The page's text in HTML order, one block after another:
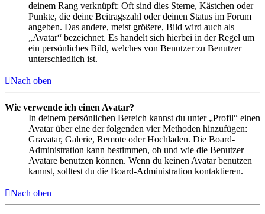
deinem Rang verknüpft: Oft sind dies Sterne, Kästchen oder
Punkte, die deine Beitragszahl oder deinen Status im Forum
angeben. Das andere, meist größere, Bild wird auch als
„Avatar“ bezeichnet. Es handelt sich hierbei in der Regel um
ein persönliches Bild, welches von Benutzer zu Benutzer
unterschiedlich ist.
Nach oben
Wie verwende ich einen Avatar?
In deinem persönlichen Bereich kannst du unter „Profil“ einen
Avatar über eine der folgenden vier Methoden hinzufügen:
Gravatar, Galerie, Remote oder Hochladen. Die Board-
Administration kann bestimmen, ob und wie die Benutzer
Avatare benutzen können. Wenn du keinen Avatar benutzen
kannst, solltest du die Board-Administration kontaktieren.
Nach oben